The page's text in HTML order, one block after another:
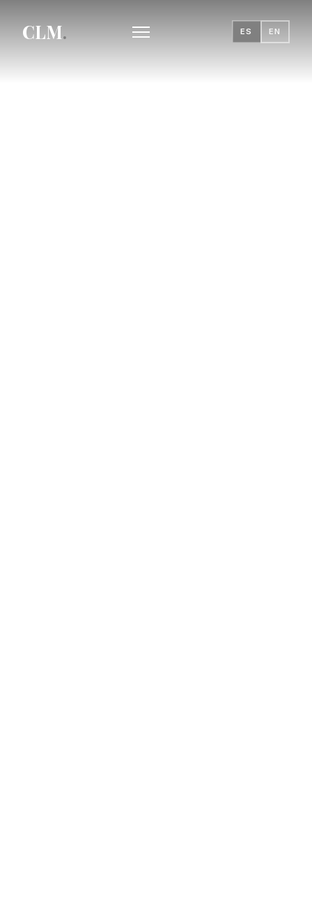
CLM. ES EN